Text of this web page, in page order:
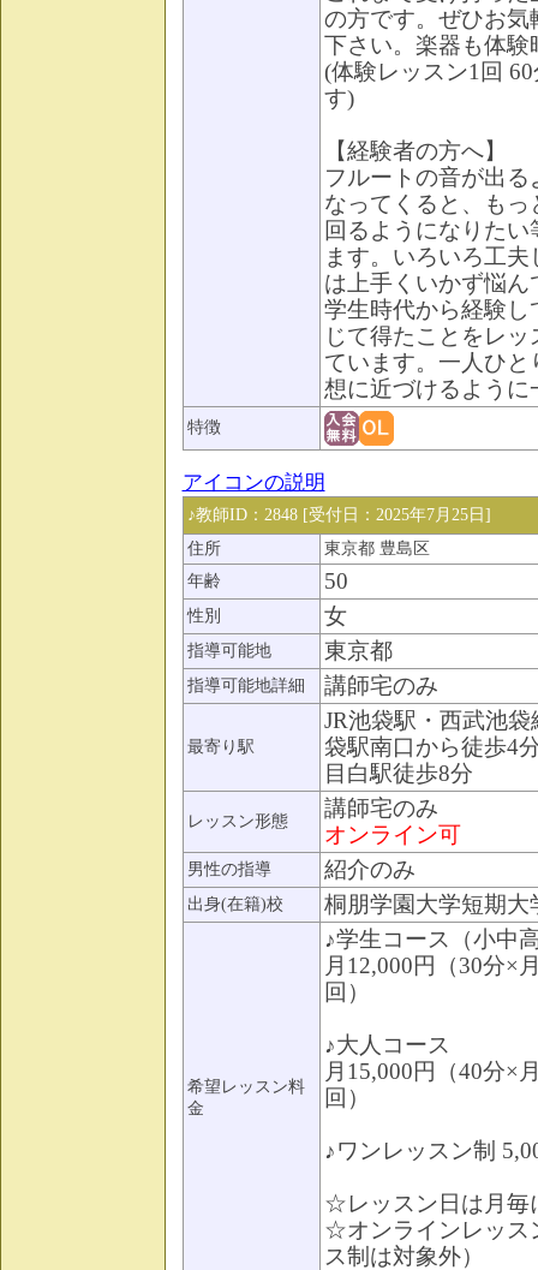
の方です。ぜひお
下さい。楽器も体
(体験レッスン1回
す)
【経験者の方へ】
フルートの音が出
なってくると、も
回るようになりた
ます。いろいろ工
は上手くいかず悩
学生時代から経験
じて得たことをレ
ています。一人ひ
想に近づけるよう
特徴
アイコンの説明
♪教師ID：2848 [受付日：2025年7月25日]
住所
東京都 豊島区
年齢
50
性別 女
指導可能地 東京都
指導可能地詳細 講師宅のみ
最寄り駅
JR池袋駅・西武池袋
袋駅南口から徒歩4
目白駅徒歩8分
レッスン形態
講師宅のみ
オンライン可
男性の指導 紹介のみ
出身(在籍)校 桐朋学園大学短期
希望レッスン料
金
♪学生コース（小中
月12,000円（30分×
回）
♪大人コース
月15,000円（40分×
回）
♪ワンレッスン制
☆レッスン日は月毎
☆オンラインレッス
ス制は対象外）